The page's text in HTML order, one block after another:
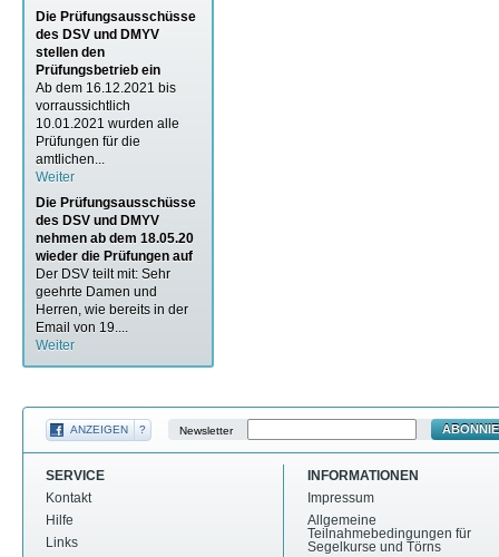
Die Prüfungsausschüsse
des DSV und DMYV
stellen den
Prüfungsbetrieb ein
Ab dem 16.12.2021 bis
vorraussichtlich
10.01.2021 wurden alle
Prüfungen für die
amtlichen...
Weiter
Die Prüfungsausschüsse
des DSV und DMYV
nehmen ab dem 18.05.20
wieder die Prüfungen auf
Der DSV teilt mit: Sehr
geehrte Damen und
Herren, wie bereits in der
Email von 19....
Weiter
ANZEIGEN ? Newsletter
SERVICE
Kontakt
Hilfe
Links
INFORMATIONEN
Impressum
Allgemeine
Teilnahmebedingungen für
Segelkurse und Törns